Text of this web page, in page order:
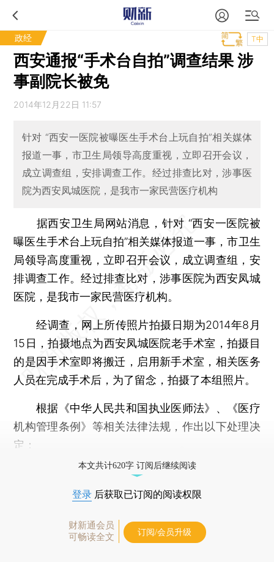
政经 T中
西安通报“手术台自拍”调查结果 涉
事副院长被免
2014年12月22日 11:57
针对 “西安一医院被曝医生手术台上玩自拍”相关媒体
报道一事，市卫生局领导高度重视，立即召开会议，
成立调查组，安排调查工作。经过排查比对，涉事医
院为西安凤城医院，是我市一家民营医疗机构
据西安卫生局网站消息，针对 “西安一医院被
曝医生手术台上玩自拍”相关媒体报道一事，市卫生
局领导高度重视，立即召开会议，成立调查组，安
排调查工作。经过排查比对，涉事医院为西安凤城
医院，是我市一家民营医疗机构。
经调查，网上所传照片拍摄日期为2014年8月
15日，拍摄地点为西安凤城医院老手术室，拍摄目
的是因手术室即将搬迁，启用新手术室，相关医务
人员在完成手术后，为了留念，拍摄了本组照片。
根据《中华人民共和国执业医师法》、《医疗
机构管理条例》等相关法律法规，作出以下处理决
定：
本文共计620字 订阅后继续阅读
登录 后获取已订阅的阅读权限
财新通会员
可畅读全文
订阅/会员升级